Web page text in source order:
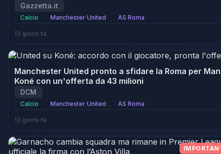
Gazzetta.it
Calcio Manchester United AS Roma
13 giorni fa
Manchester United pronto a sfidare la Roma per
Koné con un'offerta da 43 milioni
DCM
Calcio Manchester United AS Roma
13 giorni fa